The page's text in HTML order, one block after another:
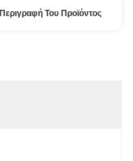
Περιγραφή Του Προϊόντος